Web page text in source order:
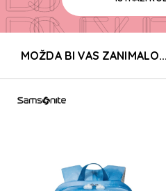
DISNEY
DISNEY
DISNEY
MOŽDA BI VAS ZANIMALO...